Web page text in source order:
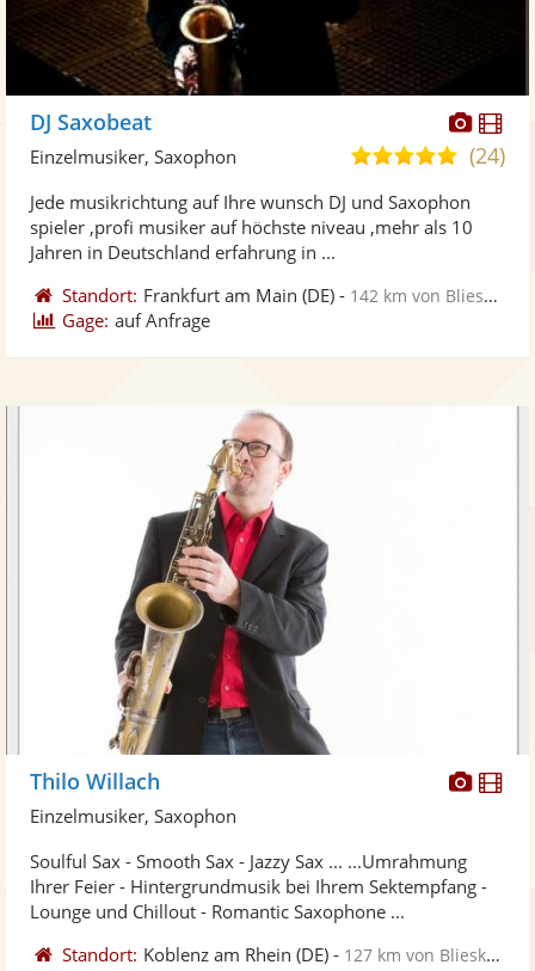
DJ Saxobeat
5,0
5
(24)
Einzelmusiker, Saxophon
Jede musikrichtung auf Ihre wunsch DJ und Saxophon
spieler ,profi musiker auf höchste niveau ,mehr als 10
Jahren in Deutschland erfahrung in ...
Standort: Frankfurt am Main (DE) - 142 km von Blieskastel
Gage: auf Anfrage
Thilo Willach
Einzelmusiker, Saxophon
Soulful Sax - Smooth Sax - Jazzy Sax ... ...Umrahmung
Ihrer Feier - Hintergrundmusik bei Ihrem Sektempfang -
Lounge und Chillout - Romantic Saxophone ...
Standort: Koblenz am Rhein (DE) - 127 km von Blieskastel